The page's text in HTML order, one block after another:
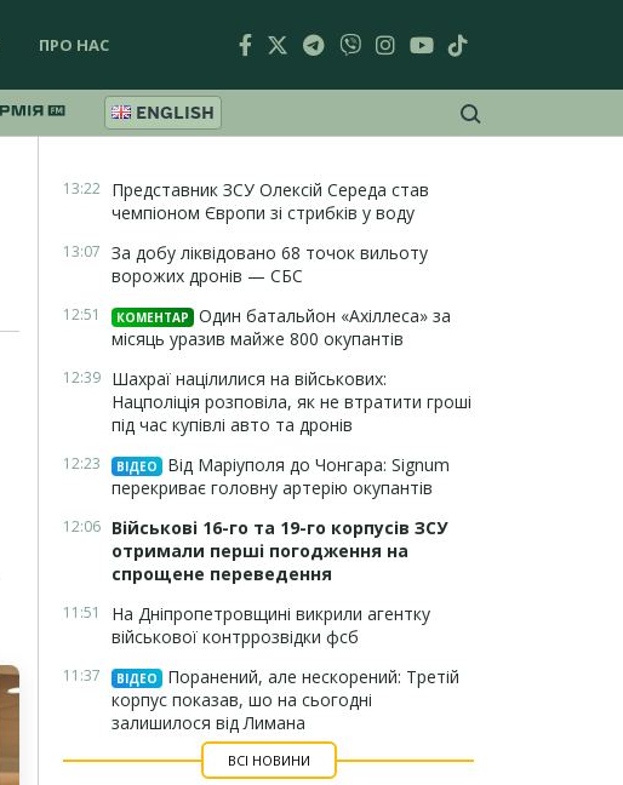
ПРО НАС
ENGLISH
13:22 Представник ЗСУ Олексій Середа став
чемпіоном Європи зі стрибків у воду
13:07 За добу ліквідовано 68 точок вильоту
ворожих дронів — СБС
12:51 КОМЕНТАР
Один батальйон «Ахіллеса» за
місяць уразив майже 800 окупантів
12:39 Шахраї націлилися на військових:
Нацполіція розповіла, як не втратити гроші
під час купівлі авто та дронів
12:23 ВІДЕО
Від Маріуполя до Чонгара: Signum
перекриває головну артерію окупантів
12:06 Військові 16-го та 19-го корпусів ЗСУ
отримали перші погодження на
спрощене переведення
11:51
На Дніпропетровщині викрили агентку
військової контррозвідки фсб
11:37 ВІДЕО
Поранений, але нескорений: Третій
корпус показав, шо на сьогодні
залишилося від Лимана
ВСІ НОВИНИ